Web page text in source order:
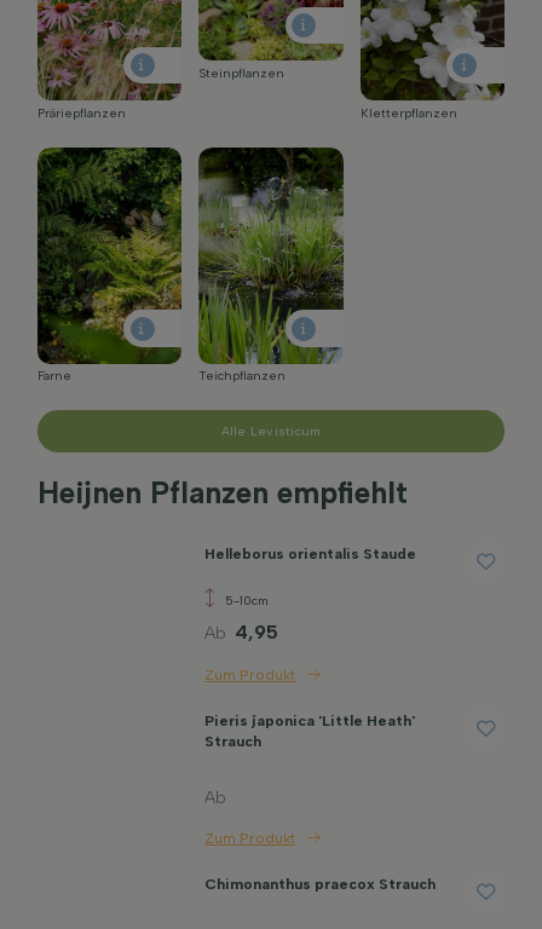
Präriepflanzen
Steinpflanzen
Kletterpflanzen
Farne Teichpflanzen
Alle Levisticum
Heijnen Pflanzen empfiehlt
Helleborus orientalis Staude
5-10cm
Ab 4,95
Zum Produkt
Pieris japonica 'Little Heath'
Strauch
Ab
Zum Produkt
Chimonanthus praecox Strauch